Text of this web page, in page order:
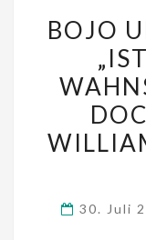
BOJO
30. Juli